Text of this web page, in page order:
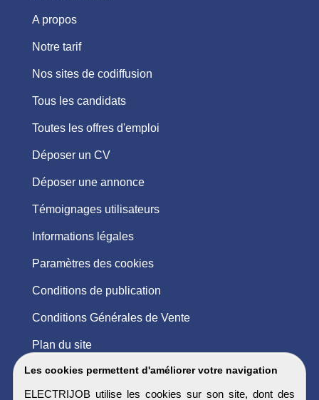
Les cookies permettent d'améliorer votre navigation
ELECTRIJOB utilise les cookies sur son site, dont des
A propos
Notre tarif
Nos sites de codiffusion
Tous les candidats
Toutes les offres d'emploi
Déposer un CV
Déposer une annonce
Témoignages utilisateurs
Informations légales
Paramètres des cookies
Conditions de publication
Conditions Générales de Vente
Plan du site